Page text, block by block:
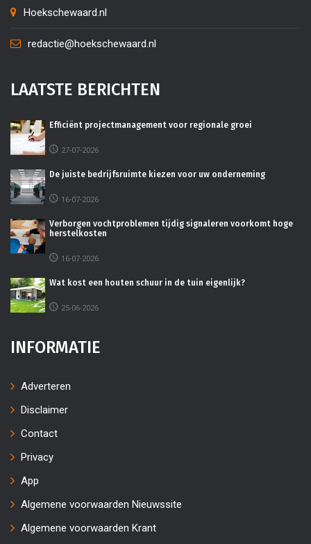
Hoekschewaard.nl
redactie@hoekschewaard.nl
LAATSTE BERICHTEN
Efficiënt projectmanagement voor regionale groei
27-07-2026
De juiste bedrijfsruimte kiezen voor uw onderneming
16-07-2026
Verborgen vochtproblemen tijdig signaleren voorkomt hoge
herstelkosten
16-07-2026
Wat kost een houten schuur in de tuin eigenlijk?
25-06-2026
INFORMATIE
Adverteren
Disclaimer
Contact
Privacy
App
Algemene voorwaarden Nieuwssite
Algemene voorwaarden Krant